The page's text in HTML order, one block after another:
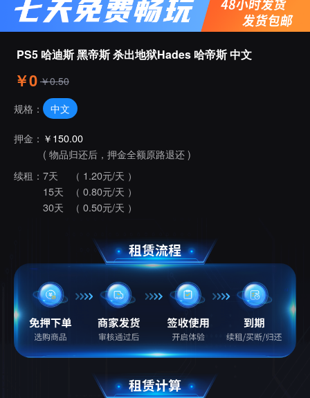
PS5 哈迪斯 黑帝斯 杀出地狱Hades 哈帝斯 中文
￥0 ￥0.50
规格： 中文
押金： ￥150.00
( 物品归还后，押金全额原路退还 )
续租： 7天
（ 1.20元/天 ）
15天
（ 0.80元/天 ）
30天
（ 0.50元/天 ）